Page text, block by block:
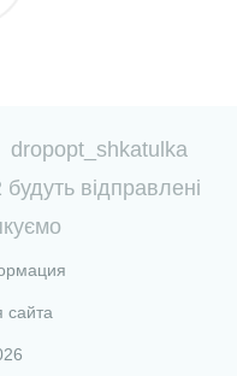
dropopt_shkatulka
відправлені
сайта